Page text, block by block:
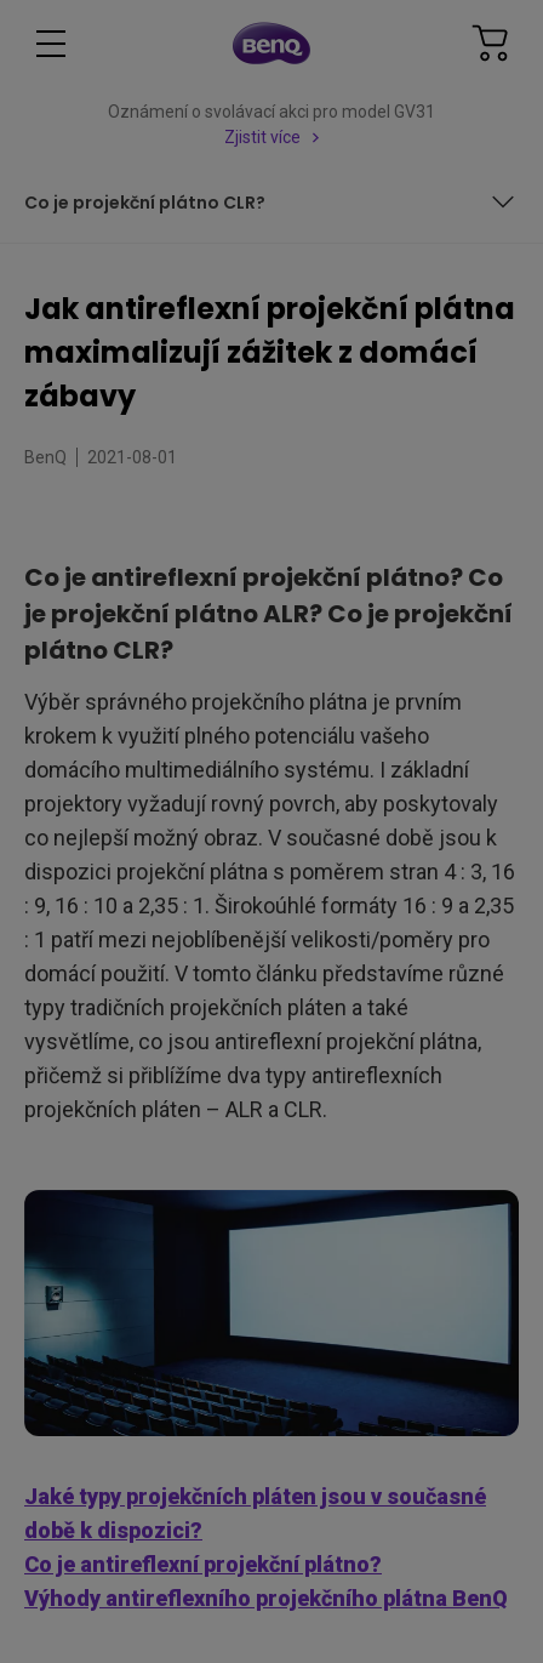
Oznámení o svolávací akci pro model GV31
Zjistit více
Co je projekční plátno CLR?
k&nbsp;dispozici?
Výhody antireflexních projekčních pláten
Co je projekční plátno ALR?
Jak antireflexní projekční plátna
maximalizují zážitek z domácí
zábavy
BenQ 2021-08-01
Co je antireflexní projekční plátno? Co
je projekční plátno ALR? Co je projekční
plátno CLR?
Výběr správného projekčního plátna je prvním
krokem k využití plného potenciálu vašeho
domácího multimediálního systému. I základní
projektory vyžadují rovný povrch, aby poskytovaly
co nejlepší možný obraz. V současné době jsou k
dispozici projekční plátna s poměrem stran 4 : 3, 16
: 9, 16 : 10 a 2,35 : 1. Širokoúhlé formáty 16 : 9 a 2,35
: 1 patří mezi nejoblíbenější velikosti/poměry pro
domácí použití. V tomto článku představíme různé
typy tradičních projekčních pláten a také
vysvětlíme, co jsou antireflexní projekční plátna,
přičemž si přiblížíme dva typy antireflexních
projekčních pláten – ALR a CLR.
Jaké typy projekčních pláten jsou v současné
době k dispozici?
Co je antireflexní projekční plátno?
Výhody antireflexního projekčního plátna BenQ